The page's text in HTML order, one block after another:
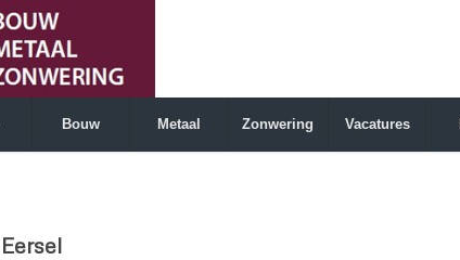
Bouw Metaal Zonwering Vacatures
Eersel